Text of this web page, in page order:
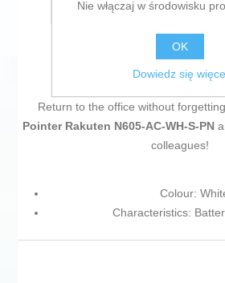
E-mail znajomego
Return to the office without
Pointer Rakuten N605-AC-WH-S-PN
colleagues!
Colour:
Characteristics:
Nie włączaj w środowisku
OK
Dowiedz się